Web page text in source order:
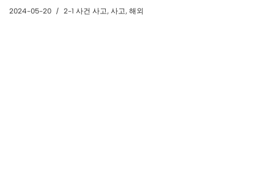
2024-05-20 2-1 사건 사고, 사고, 해외